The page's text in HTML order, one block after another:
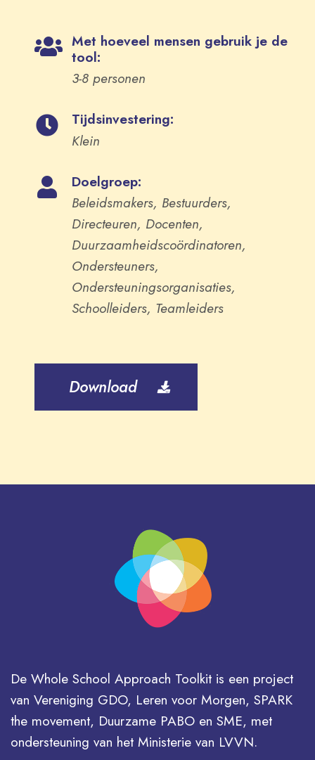
Met hoeveel mensen gebruik je de
tool:
3-8 personen
Tijdsinvestering:
Klein
Doelgroep:
Beleidsmakers, Bestuurders,
Directeuren, Docenten,
Duurzaamheidscoördinatoren,
Ondersteuners,
Ondersteuningsorganisaties,
Schoolleiders, Teamleiders
De Whole School Approach Toolkit is een project
van Vereniging GDO, Leren voor Morgen, SPARK
the movement, Duurzame PABO en SME, met
ondersteuning van het Ministerie van LVVN.